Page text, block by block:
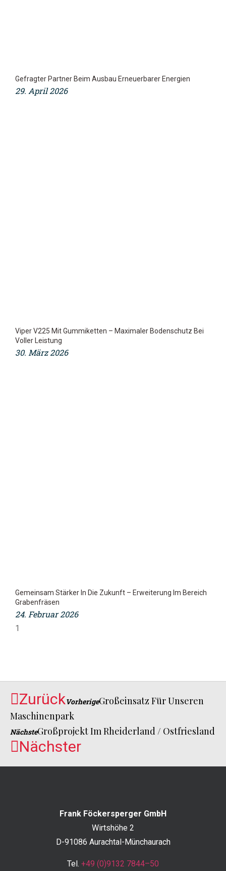
Gefragter Partner Beim Ausbau Erneuerbarer Energien
29. April 2026
Viper V225 Mit Gummiketten – Maximaler Bodenschutz Bei
Voller Leistung
30. März 2026
Gemeinsam Stärker In Die Zukunft – Erweiterung Im Bereich
Grabenfräsen
24. Februar 2026
ZurückVorherigeGroßeinsatz Für Unseren
Maschinenpark
NächsteGroßprojekt Im Rheiderland / Ostfriesland
Nächster
Frank Föckersperger GmbH
Wirtshöhe 2
D-91086 Aurachtal-Münchaurach
Tel. +49 (0)9132 7844–50